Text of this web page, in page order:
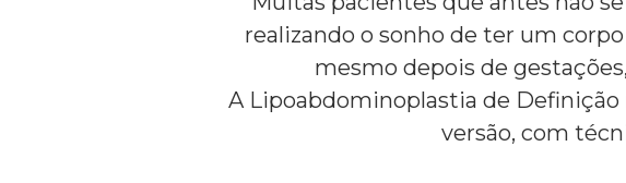
realizando o sonho de ter um
mesmo depois de
A Lipoabdominoplastia de Definição
versão, com